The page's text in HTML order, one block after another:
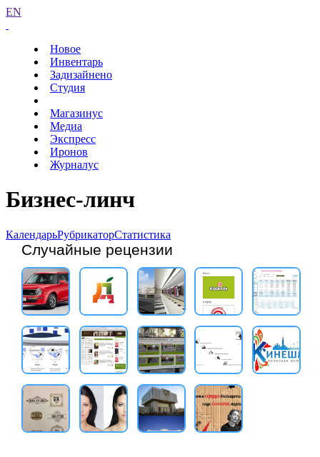
EN
Новое
Инвентарь
Задизайнено
Студия
Магазинус
Медиа
Экспресс
Иронов
Журналус
Бизнес-линч
КалендарьРубрикаторСтатистика
Случайные рецензии